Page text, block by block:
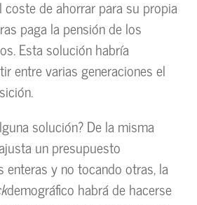
coste de ahorrar para su propia
paga la pensión de los
Esta solución habría
entre varias generaciones el
solución? De la misma
un presupuesto
enteras y no tocando otras, la
demográfico habrá de hacerse